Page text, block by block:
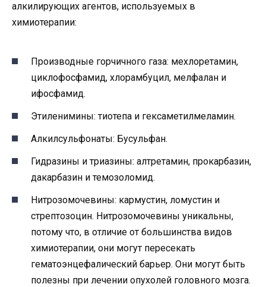
алкилирующих агентов, используемых в
химиотерапии:
Производные горчичного газа: мехлоретамин,
циклофосфамид, хлорамбуцил, мелфалан и
ифосфамид.
Этиленимины: тиотепа и гексаметилмеламин.
Алкилсульфонаты: Бусульфан.
Гидразины и триазины: алтретамин, прокарбазин,
дакарбазин и темозоломид.
Нитрозомочевины: кармустин, ломустин и
стрептозоцин. Нитрозомочевины уникальны,
потому что, в отличие от большинства видов
химиотерапии, они могут пересекать
гематоэнцефалический барьер. Они могут быть
полезны при лечении опухолей головного мозга.